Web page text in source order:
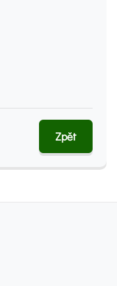
Zpět